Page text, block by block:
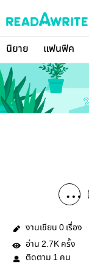
นิยาย แฟนฟิค
งานเขียน 0 เรื่อง
อ่าน 2.7K ครั้ง
ติดตาม 1 คน